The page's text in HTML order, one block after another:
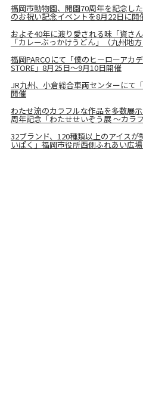
福岡市動物園、開園70周年を記念し
のお祝い記念イベントを8月22日に開
およそ40年に渡り愛される味「資さ
「カレーぶっかけうどん」（九州地
福岡PARCOにて「僕のヒーローアカ
STORE」8月25日～9月10日開催
JR九州、小倉総合車両センターにて
開催
わたせ流のカラフルな作品を多数展
周年記念「わたせせいぞう展 〜カラ
32ブランド、120種類以上のアイス
いぱく」福岡市役所西側ふれあい広